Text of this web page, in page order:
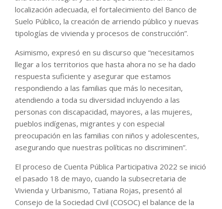
localización adecuada, el fortalecimiento del Banco de
Suelo Público, la creación de arriendo público y nuevas
tipologías de vivienda y procesos de construcción”.
Asimismo, expresó en su discurso que “necesitamos
llegar a los territorios que hasta ahora no se ha dado
respuesta suficiente y asegurar que estamos
respondiendo a las familias que más lo necesitan,
atendiendo a toda su diversidad incluyendo a las
personas con discapacidad, mayores, a las mujeres,
pueblos indígenas, migrantes y con especial
preocupación en las familias con niños y adolescentes,
asegurando que nuestras políticas no discriminen”.
El proceso de Cuenta Pública Participativa 2022 se inició
el pasado 18 de mayo, cuando la subsecretaria de
Vivienda y Urbanismo, Tatiana Rojas, presentó al
Consejo de la Sociedad Civil (COSOC) el balance de la